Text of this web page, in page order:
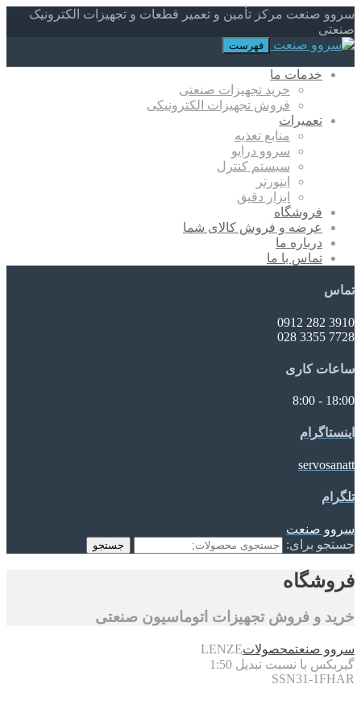
سروو صنعت مرکز تأمین و تعمیر قطعات و تجهیزات الکترونیک
صنعتی
فهرست
خدمات ما
خرید تجهیزات صنعتی
فروش تجهیزات الکترونیکی
تعمیرات
منابع تغذیه
سروو درایو
سیستم کنترل
اینورتر
ابزار دقیق
فروشگاه
عرضه و فروش کالای شما
درباره ما
تماس با ما
تماس
3910 282 0912
7728 3355 028
ساعات کاری
18:00 - 8:00
اینستاگرام
servosanatt
تلگرام
سروو صنعت
جستجو برای:
جستجو
فروشگاه
خرید و فروش تجهیزات اتوماسیون صنعتی
سروو صنعتمحصولاتLENZE
گیربکس با نسبت تبدیل 1:50
SSN31-1FHAR